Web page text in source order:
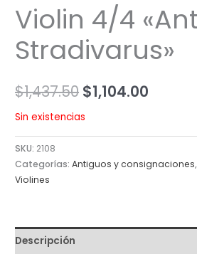
Violin 4/4
Stradivarus»
$1,437.50 $1,104.00
Sin existencias
SKU: 2108
Categorías:Antiguos y consignaciones
Violines
Descripción